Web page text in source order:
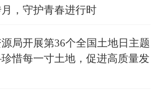
，守护青春进行时
局开展第36个全国土地日主题
惜每一寸土地，促进高质量发